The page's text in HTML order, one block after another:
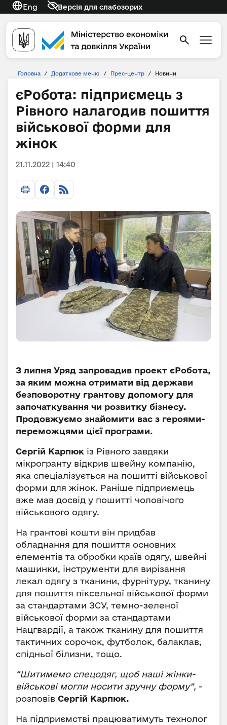
Eng Версія для слабозорих
Головна / Додаткове меню / Прес-центр / Новини
єРобота: підприємець з
Рівного налагодив пошиття
військової форми для
жінок
21.11.2022 | 14:40
З липня Уряд запровадив проект єРобота,
за яким можна отримати від держави
безповоротну грантову допомогу для
започаткування чи розвитку бізнесу.
Продовжуємо знайомити вас з героями-
переможцями цієї програми.
Сергій Карпюк із Рівного завдяки
мікрогранту відкрив швейну компанію,
яка спеціалізується на пошитті військової
форми для жінок. Раніше підприємець
вже мав досвід у пошитті чоловічого
військового одягу.
На грантові кошти він придбав
обладнання для пошиття основних
елементів та обробки країв одягу, швейні
машинки, інструменти для вирізання
лекал одягу з тканини, фурнітуру, тканину
для пошиття піксельної військової форми
за стандартами ЗСУ, темно-зеленої
військової форми за стандартами
Нацгвардії, а також тканину для пошиття
тактичних сорочок, футболок, балаклав,
спідньої білизни, тощо.
“Шитимемо спецодяг, щоб наші жінки-
військові могли носити зручну форму”, -
розповів Сергій Карпюк.
На підприємстві працюватимуть технолог